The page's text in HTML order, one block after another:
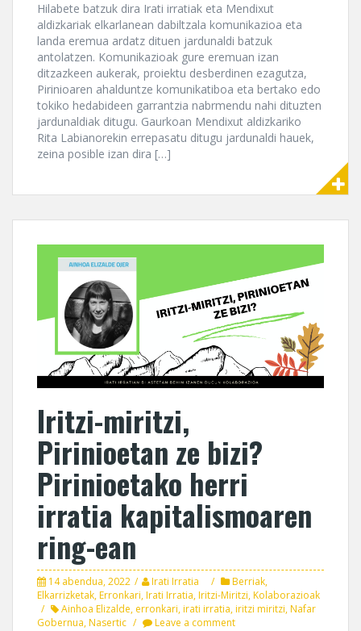
Hilabete batzuk dira Irati irratiak eta Mendixut
aldizkariak elkarlanean dabiltzala komunikazioa eta
landa eremua ardatz dituen jardunaldi batzuk
antolatzen. Komunikazioak gure eremuan izan
ditzazkeen aukerak, proiektu desberdinen ezagutza,
Pirinioaren ahalduntze komunikatiboa eta bertako edo
tokiko hedabideen garrantzia nabrmendu nahi dituzten
jardunaldiak ditugu. Gaurkoan Mendixut aldizkariko
Rita Labianorekin errepasatu ditugu jardunaldi hauek,
zeina posible izan dira […]
Iritzi-miritzi,
Pirinioetan ze bizi?
Pirinioetako herri
irratia kapitalismoaren
ring-ean
14 abendua, 2022 Irati Irratia Berriak,
Elkarrizketak,Erronkari,Irati Irratia,Iritzi-Miritzi,Kolaborazioak
Ainhoa Elizalde, erronkari,irati irratia,iritzi miritzi,Nafar
Gobernua,Nasertic Leave a comment